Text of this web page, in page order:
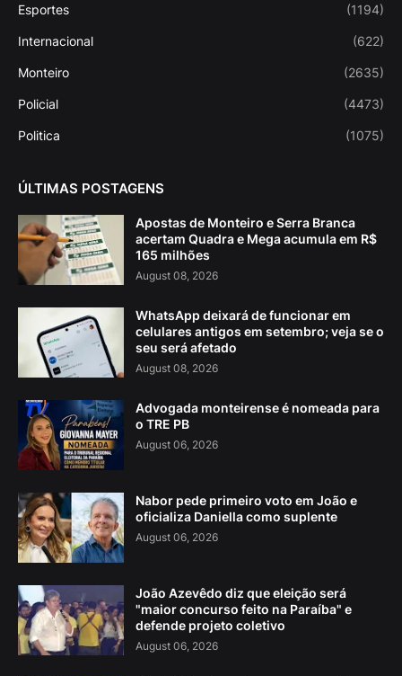
Esportes (1194)
Internacional (622)
Monteiro (2635)
Policial (4473)
Politica (1075)
ÚLTIMAS POSTAGENS
Apostas de Monteiro e Serra Branca
acertam Quadra e Mega acumula em R$
165 milhões
August 08, 2026
WhatsApp deixará de funcionar em
celulares antigos em setembro; veja se o
seu será afetado
August 08, 2026
Advogada monteirense é nomeada para
o TRE PB
August 06, 2026
Nabor pede primeiro voto em João e
oficializa Daniella como suplente
August 06, 2026
João Azevêdo diz que eleição será
"maior concurso feito na Paraíba" e
defende projeto coletivo
August 06, 2026